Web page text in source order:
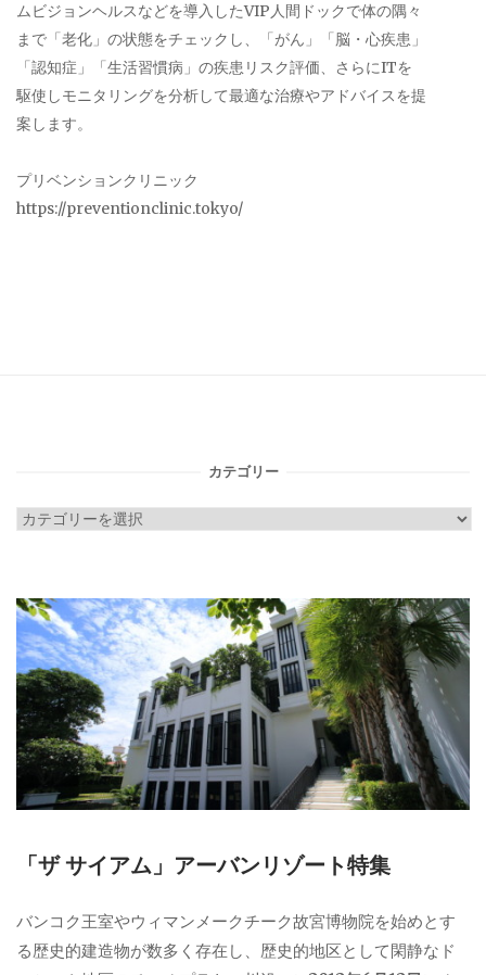
ムビジョンヘルスなどを導入したVIP人間ドックで体の隅々
まで「老化」の状態をチェックし、「がん」「脳・心疾患」
「認知症」「生活習慣病」の疾患リスク評価、さらにITを
駆使しモニタリングを分析して最適な治療やアドバイスを提
案します。
プリベンションクリニック
https://preventionclinic.tokyo/
カテゴリー
カ
リ
ー
「ザ サイアム」アーバンリゾート特集
バンコク王室やウィマンメークチーク故宮博物院を始めとす
る歴史的建造物が数多く存在し、歴史的地区として閑静なド